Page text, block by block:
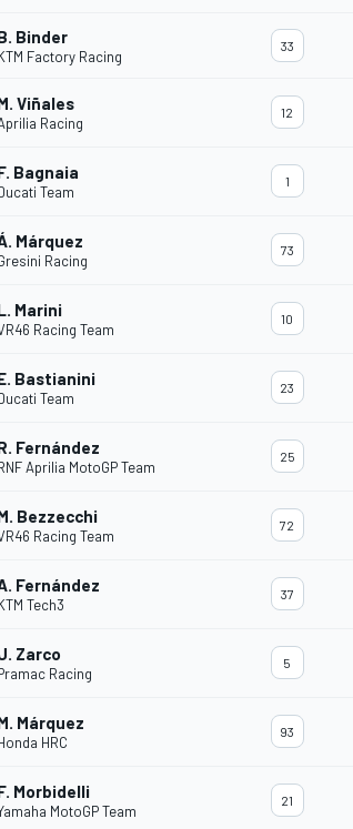
Binder
Factory Racing
33
Viñales
Racing
12
Bagnaia
Team
1
Márquez
Racing
73
Marini
Racing Team
10
Bastianini
Team
23
Fernández
Aprilia MotoGP Team
25
Bezzecchi
Racing Team
72
Fernández
Tech3
37
Zarco
Racing
5
Márquez
HRC
93
Morbidelli
MotoGP Team
21